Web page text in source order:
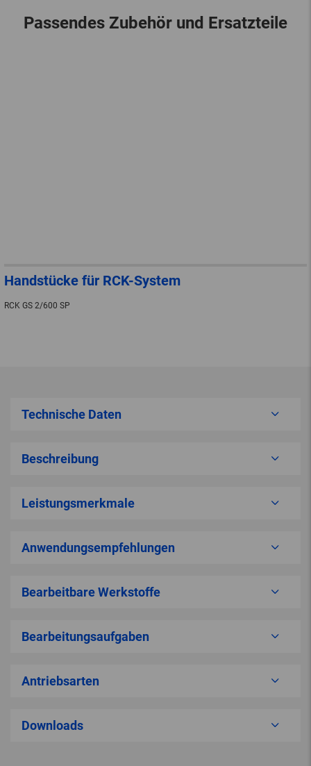
Passendes Zubehör und Ersatzteile
Handstücke für RCK-System
RCK GS 2/600 SP
Technische Daten
Beschreibung
Leistungsmerkmale
Anwendungsempfehlungen
Bearbeitbare Werkstoffe
Bearbeitungsaufgaben
Antriebsarten
Downloads